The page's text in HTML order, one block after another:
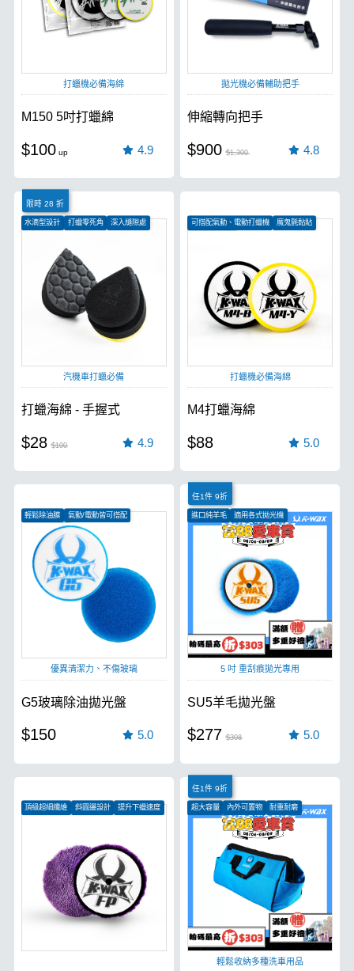
打蠟機必備海綿
M150 5吋打蠟綿
$100 4.9
拋光機必備輔助把手
伸縮轉向把手
$900 $1,300 4.8
限時 28 折
水滴型設計 打蠟零死角 深入縫隙處
汽機車打蠟必備
打蠟海綿 - 手握式
$28 $100 4.9
可搭配氣動、電動打蠟機
魔鬼氈黏貼
打蠟機必備海綿
M4打蠟海綿
$88 5.0
輕鬆除油膜
氣動/電動皆可搭配
特殊導角設計
優異清潔力、不傷玻璃
G5玻璃除油拋光盤
$150 5.0
任1件 9折
進口純羊毛
適用各式拋光機
適合各式角度切削
5 吋 重刮痕拋光專用
SU5羊毛拋光盤
$277 $308 5.0
頂級超細纖維 斜圓邊設計 提升下蠟速度
任1件 9折
超大容量 內外可置物 耐重耐磨
輕鬆收納多種洗車用品